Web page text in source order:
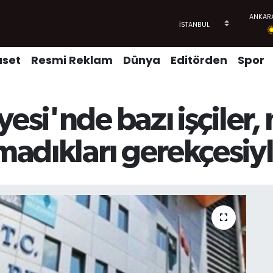
Resmi Reklam Dünya Editörden Spor
bazı işçiler,